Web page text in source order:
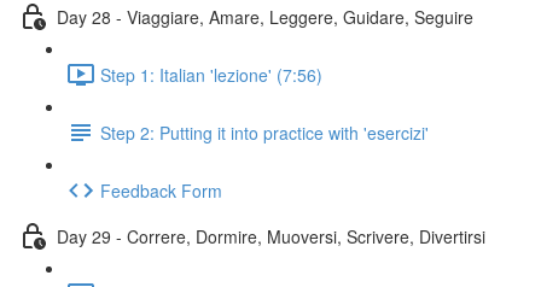
Day 28 - Viaggiare, Amare, Leggere, Guidare, Seguire
Step 1: Italian 'lezione' (7:56)
Step 2: Putting it into practice with 'esercizi'
Feedback Form
Day 29 - Correre, Dormire, Muoversi, Scrivere, Divertirsi